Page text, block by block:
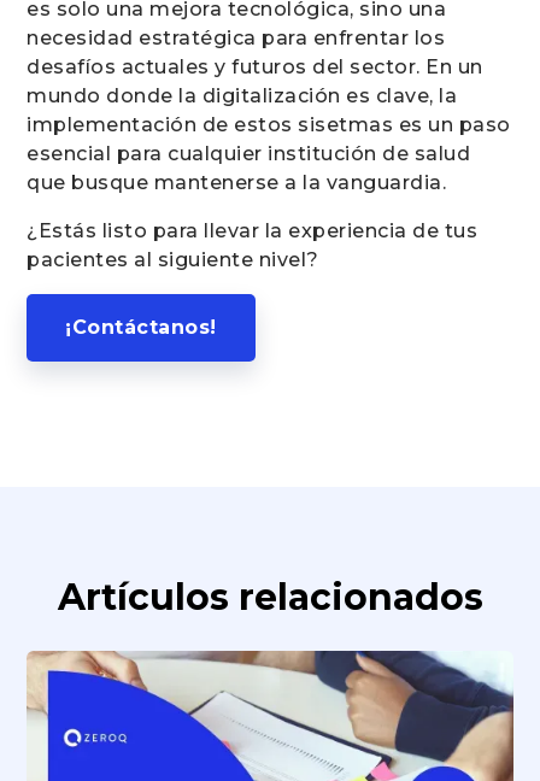
es solo una mejora tecnológica, sino una
necesidad estratégica para enfrentar los
desafíos actuales y futuros del sector. En un
mundo donde la digitalización es clave, la
implementación de estos sisetmas es un paso
esencial para cualquier institución de salud
que busque mantenerse a la vanguardia.
¿Estás listo para llevar la experiencia de tus
pacientes al siguiente nivel?
¡Contáctanos!
Artículos relacionados